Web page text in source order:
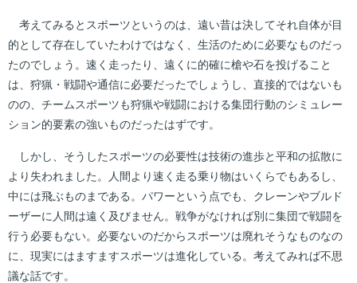
考えてみるとスポーツというのは、遠い昔は決してそれ自体が目
的として存在していたわけではなく、生活のために必要なものだっ
たのでしょう。速く走ったり、遠くに的確に槍や石を投げること
は、狩猟・戦闘や通信に必要だったでしょうし、直接的ではないも
のの、チームスポーツも狩猟や戦闘における集団行動のシミュレー
ション的要素の強いものだったはずです。
しかし、そうしたスポーツの必要性は技術の進歩と平和の拡散に
より失われました。人間より速く走る乗り物はいくらでもあるし、
中には飛ぶものまである。パワーという点でも、クレーンやブルド
ーザーに人間は遠く及びません。戦争がなければ別に集団で戦闘を
行う必要もない。必要ないのだからスポーツは廃れそうなものなの
に、現実にはますますスポーツは進化している。考えてみれば不思
議な話です。